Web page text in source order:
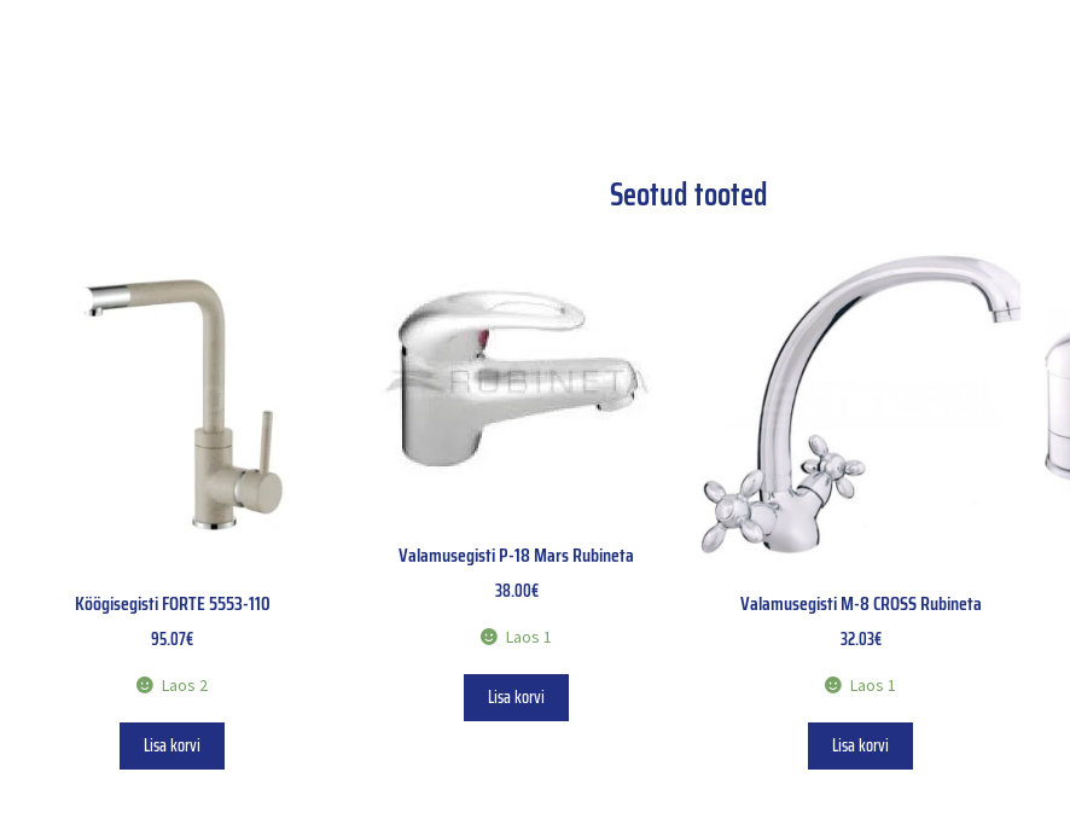
Seotud tooted
Köögisegisti FORTE 5553-110
95.07€
Laos 2
Lisa korvi
Valamusegisti P-18 Mars Rubineta
38.00€
Laos 1
Lisa korvi
Valamusegisti M-8 CROSS Rubineta
32.03€
Laos 1
Lisa korvi